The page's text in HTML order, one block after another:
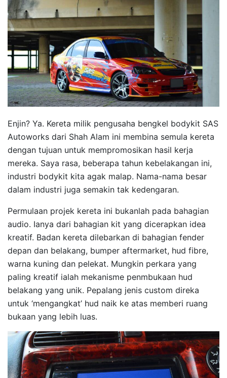
Enjin? Ya. Kereta milik pengusaha bengkel bodykit SAS
Autoworks dari Shah Alam ini membina semula kereta
dengan tujuan untuk mempromosikan hasil kerja
mereka. Saya rasa, beberapa tahun kebelakangan ini,
industri bodykit kita agak malap. Nama-nama besar
dalam industri juga semakin tak kedengaran.
Permulaan projek kereta ini bukanlah pada bahagian
audio. Ianya dari bahagian kit yang dicerapkan idea
kreatif. Badan kereta dilebarkan di bahagian fender
depan dan belakang, bumper aftermarket, hud fibre,
warna kuning dan pelekat. Mungkin perkara yang
paling kreatif ialah mekanisme penmbukaan hud
belakang yang unik. Pepalang jenis custom direka
untuk ‘mengangkat’ hud naik ke atas memberi ruang
bukaan yang lebih luas.